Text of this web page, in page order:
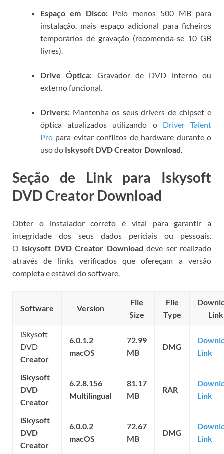
Espaço em Disco:Pelo menos 500 MB para
instalação, mais espaço adicional para ficheiros
temporários de gravação (recomenda-se 10 GB
livres).
Drive Óptica: Gravador de DVD interno ou
externo funcional.
Drivers: Mantenha os seus drivers de chipset e
óptica atualizados utilizando o Driver Talent
Pro para evitar conflitos de hardware durante o
uso do Iskysoft DVD Creator Download
Seção de Link para Iskysoft
DVD Creator Download
Obter o instalador correto é vital para garantir a
integridade dos seus dados periciais ou pessoais.
O Iskysoft DVD Creator Download deve ser realizado
através de links verificados que ofereçam a versão
completa e estável do software.
Software Version
File
Size
File
Type
Link
iSkysoft
DVD
Creator
6.0.1.2
macOS
72.99
MB
DMG
Link
iSkysoft
DVD
Creator
6.2.8.156
Multilingual
81.17
MB
RAR
Link
iSkysoft
DVD
Creator
6.0.0.2
macOS
72.67
MB
DMG
Link